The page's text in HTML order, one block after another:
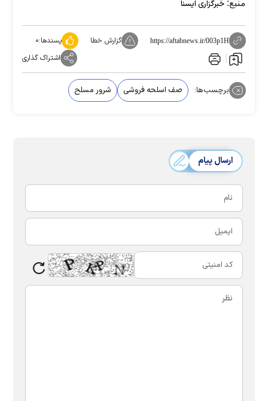
خبرگزاری ایسنا
https://aftabnews.ir/003p1H گزارش خطا پسندها:۰
اشتراک گذاری
برچسب‌ها: صف اسلحه فروشی شرور مسلح
ارسال پیام